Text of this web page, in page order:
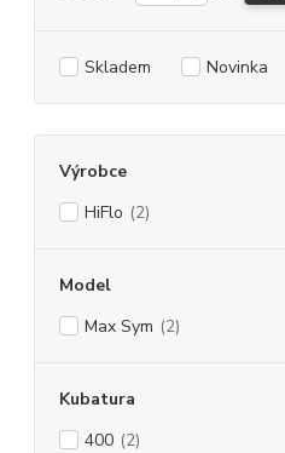
Skladem Novinka
Výrobce
HiFlo (2)
Model
Max Sym (2)
Kubatura
400 (2)